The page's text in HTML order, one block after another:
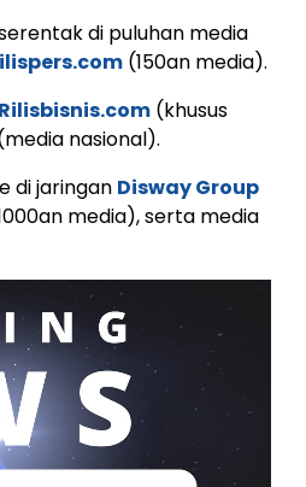
di puluhan media
(150an media).
Rilisbisnis.com (khusus
nasional).
di jaringan Disway Group
media), serta media